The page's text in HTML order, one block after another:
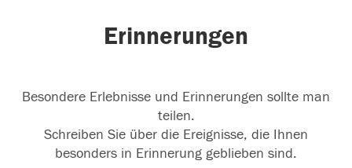
Erinnerungen
Besondere Erlebnisse und Erinnerungen sollte man
teilen.
Schreiben Sie über die Ereignisse, die Ihnen
besonders in Erinnerung geblieben sind.